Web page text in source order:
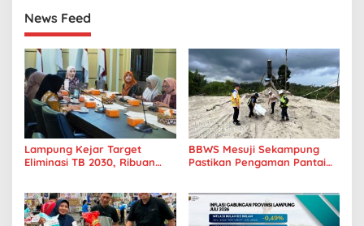
News Feed
Lampung Kejar Target
Eliminasi TB 2030, Ribuan
BBWS Mesuji Sekampung
Pastikan Pengaman Pantai